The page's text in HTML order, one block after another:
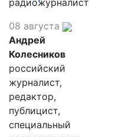
радиожурналист
08 августа
Андрей
Колесников
российский
журналист,
редактор,
публицист,
специальный